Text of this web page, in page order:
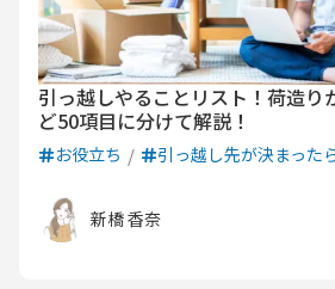
引っ越しやることリスト！荷造り
ど50項目に分けて解説！
お役立ち 引っ越し先が決まった
新橋 香奈